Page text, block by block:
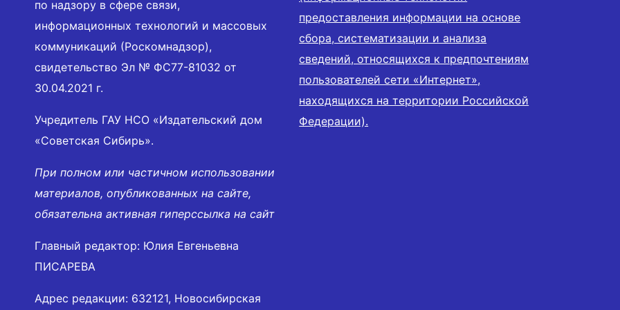
по надзору в сфере связи,
информационных технологий и массовых
коммуникаций (Роскомнадзор),
свидетельство Эл № ФС77-81032 от
30.04.2021 г.
Учредитель ГАУ НСО «Издательский дом
«Советская Сибирь».
При полном или частичном использовании
материалов, опубликованных на сайте,
обязательна активная гиперссылка на сайт
Главный редактор: Юлия Евгеньевна
ПИСАРЕВА
Адрес редакции: 632121, Новосибирская
предоставления информации на основе
сбора, систематизации и анализа
сведений, относящихся к предпочтениям
пользователей сети «Интернет»,
находящихся на территории Российской
Федерации).